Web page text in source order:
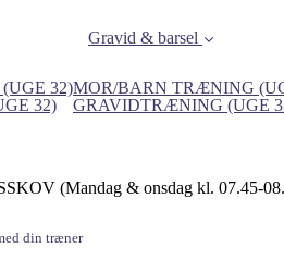
(UGE 32)
32)
Gravid & barsel
MOR/BARN TRÆNING
GRAVIDTRÆNING (UGE
(Mandag & onsdag kl. 07.45-
din træner